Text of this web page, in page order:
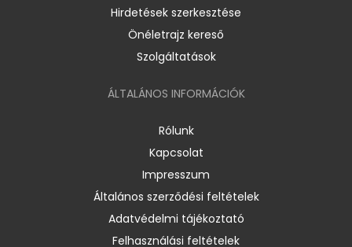
Hirdetések szerkesztése
Önéletrajz kereső
Szolgáltatások
ÁLTALÁNOS INFORMÁCIÓK
Rólunk
Kapcsolat
Impresszum
Általános szerződési feltételek
Adatvédelmi tájékoztató
Felhasználási feltételek